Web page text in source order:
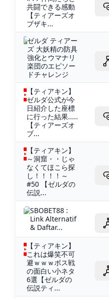
共闘できる感動
【ティアーズオ
ブザキ...
ゼルダ ティアー
ズ 大妖精の防具
強化とウマナリ
楽団のエピソー
ドチャレンジ
【ティアキン】
ゼルダ公式が今
日紹介した座標
に行った結果.....
【ティアーズオ
ブ...
【ティアキン】
～洞窟・・じゃ
なくてほこら探
し！！！！～
#50 【ゼルダの
伝説...
SBOBET88 :
Link Alternatif
& Daftar...
【ティアキン】
これは爆笑不可
避ｗｗｗボス戦
の面白い小ネタ
6選【ゼルダの
伝説ティ...